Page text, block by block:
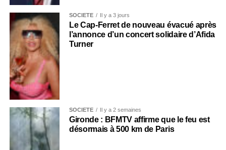
SOCIÉTÉ Il y a 3 jours
Le Cap-Ferret de nouveau évacué après
l’annonce d’un concert solidaire d’Afida
Turner
SOCIÉTÉ Il y a 2 semaines
Gironde : BFMTV affirme que le feu est
désormais à 500 km de Paris